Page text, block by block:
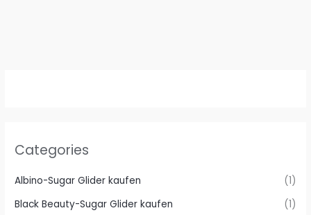
Categories
Albino-Sugar Glider kaufen
(1)
Black Beauty-Sugar Glider kaufen
(1)